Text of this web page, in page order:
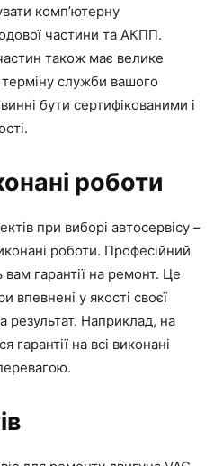
комп’ютерну
частини та АКПП.
також має велике
служби вашого
бути сертифікованими і
роботи
при виборі автосервісу –
роботи. Професійний
вам гарантії на ремонт. Це
впевнені у якості своєї
результат. Наприклад, на
гарантії на всі виконані